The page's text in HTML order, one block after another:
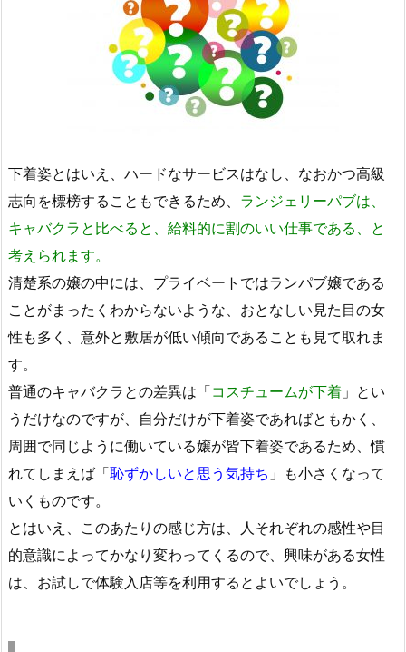
下着姿とはいえ、ハードなサービスはなし、なおかつ高級
志向を標榜することもできるため、 ランジェリーパブは、
キャバクラと比べると、給料的に割のいい仕事である、と
考えられます。
清楚系の嬢の中には、プライベートではランパブ嬢である
ことがまったくわからないような、おとなしい見た目の女
性も多く、意外と敷居が低い傾向であることも見て取れま
す。
普通のキャバクラとの差異は「コスチュームが下着 」とい
うだけなのですが、自分だけが下着姿であればともかく、
周囲で同じように働いている嬢が皆下着姿であるため、慣
れてしまえば「恥ずかしいと思う気持ち 」も小さくなって
いくものです。
とはいえ、このあたりの感じ方は、人それぞれの感性や目
的意識によってかなり変わってくるので、興味がある女性
は、お試しで体験入店等を利用するとよいでしょう。